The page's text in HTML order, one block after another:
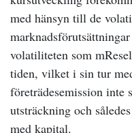
med hänsyn till de
volatiliteten som
tiden, vilket i sin tur
företrädesemission
utsträckning och
med kapital.